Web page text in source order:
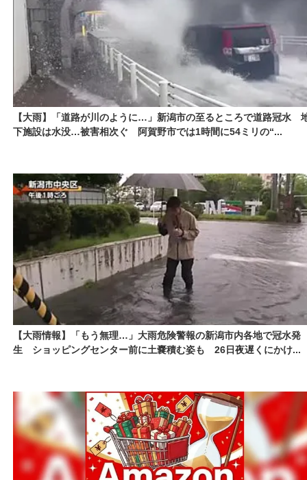
【大雨】「道路が川のように…」新潟市の至るところで道路冠水
下施設は水没…被害相次ぐ 阿賀野市では1時間に54ミリの“...
【大雨情報】「もう無理…」大雨危険警報の新潟市内各地で冠水発
生 ショッピングセンター前に土嚢積む姿も 26日夜遅くにかけ...